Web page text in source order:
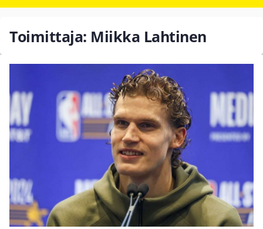
Toimittaja: Miikka Lahtinen